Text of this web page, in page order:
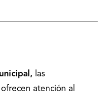
las
atención al